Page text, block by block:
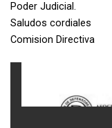
Poder Judicial.
Saludos cordiales
Comision Directiva